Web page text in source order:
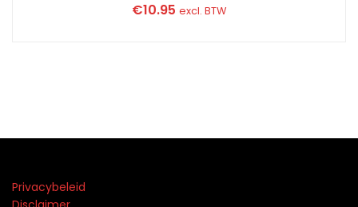
€10.95 excl. BTW
Privacybeleid